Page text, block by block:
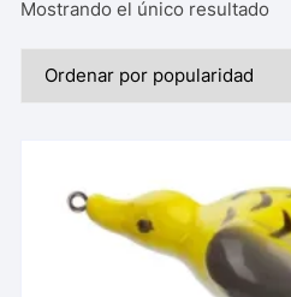
Mostrando el único resultado